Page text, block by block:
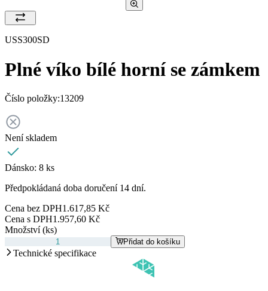
USS300SD
Plné víko bílé horní se zámkem
Číslo položky:13209
Není skladem
Dánsko: 8 ks
Předpokládaná doba doručení 14 dní.
Cena bez DPH1.617,85 Kč
Cena s DPH1.957,60 Kč
Množství (ks)
Přidat do košíku
Technické specifikace